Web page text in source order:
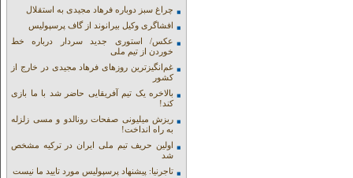
چراغ سبز دوباره فرهاد مجیدی به استقلال
افشاگری وکیل بیرانوند از گاف‌ پرسپولیس
عکس/ استوری جدید سردار درباره خط
خوردن از تیم ملی
غم‌انگیزترین روزهای فرهاد مجیدی در خارج از
کشور
بالاخره یک تیم آفریقایی حاضر شد با ما بازی
کند!
ریزش میلیونی صفحات رونالدو و مسی زلزله
به راه انداخت!
اولین حریف تیم ملی ایران در ترکیه مشخص
شد
تاجرنیا: پیشنهاد پرسپولیس مورد تایید ما نیست